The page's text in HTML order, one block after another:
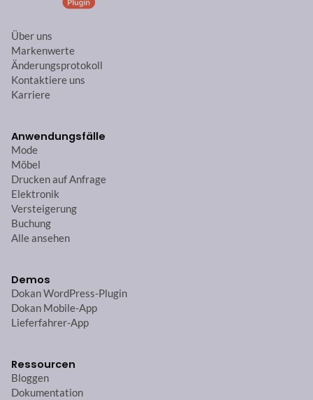
Über uns
Markenwerte
Änderungsprotokoll
Kontaktiere uns
Karriere
Anwendungsfälle
Mode
Möbel
Drucken auf Anfrage
Elektronik
Versteigerung
Buchung
Alle ansehen
Demos
Dokan WordPress-Plugin
Dokan Mobile-App
Lieferfahrer-App
Ressourcen
Bloggen
Dokumentation